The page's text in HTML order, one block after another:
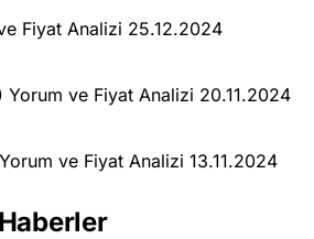
Fiyat Analizi 25.12.2024
Yorum ve Fiyat Analizi 20.11.2024
ve Fiyat Analizi 13.11.2024